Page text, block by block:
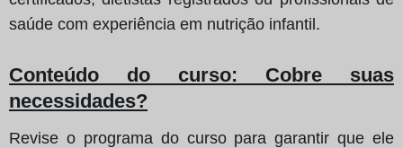
saúde com experiência em nutrição infantil.
Conteúdo do curso: Cobre suas
necessidades?
Revise o programa do curso para garantir que ele